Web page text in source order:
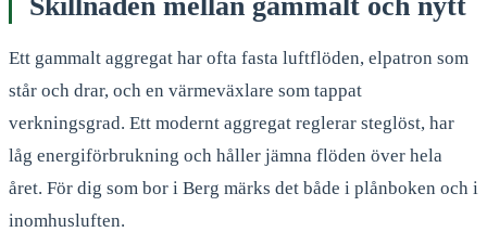
Ett gammalt aggregat har ofta fasta luftflöden, elpatron som
står och drar, och en värmeväxlare som tappat
verkningsgrad. Ett modernt aggregat reglerar steglöst, har
låg energiförbrukning och håller jämna flöden över hela
året. För dig som bor i Berg märks det både i plånboken och i
inomhusluften.